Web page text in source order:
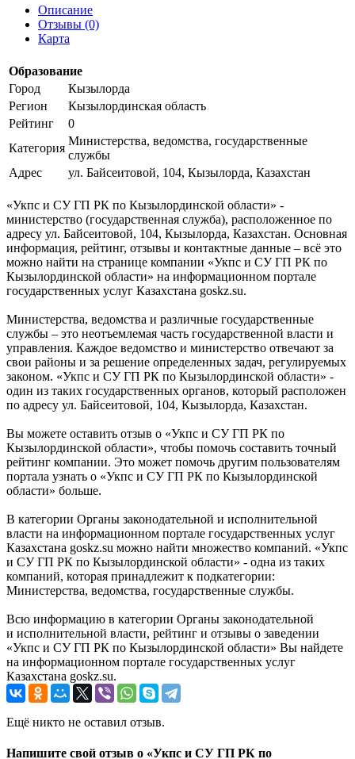
Описание
Отзывы (0)
Карта
Образование
Город
Кызылорда
Регион
Кызылординская область
Рейтинг
0
Категория
Министерства, ведомства, государственные
службы
Адрес
ул. Байсеитовой, 104, Кызылорда, Казахстан
«Укпс и СУ ГП РК по Кызылординской области» -
министерство (государственная служба), расположенное по
адресу ул. Байсеитовой, 104, Кызылорда, Казахстан. Основная
информация, рейтинг, отзывы и контактные данные – всё это
можно найти на странице компании «Укпс и СУ ГП РК по
Кызылординской области» на информационном портале
государственных услуг Казахстана goskz.su.
Министерства, ведомства и различные государственные
службы – это неотъемлемая часть государственной власти и
управления. Каждое ведомство и министерство отвечают за
свои районы и за решение определенных задач, регулируемых
законом. «Укпс и СУ ГП РК по Кызылординской области» -
один из таких государственных органов, который расположен
по адресу ул. Байсеитовой, 104, Кызылорда, Казахстан.
Вы можете оставить отзыв о «Укпс и СУ ГП РК по
Кызылординской области», чтобы помочь составить точный
рейтинг компании. Это может помочь другим пользователям
портала узнать о «Укпс и СУ ГП РК по Кызылординской
области» больше.
В категории Органы законодательной и исполнительной
власти на информационном портале государственных услуг
Казахстана goskz.su можно найти множество компаний. «Укпс
и СУ ГП РК по Кызылординской области» - одна из таких
компаний, которая принадлежит к подкатегории:
Министерства, ведомства, государственные службы.
Всю информацию в категории Органы законодательной
и исполнительной власти, рейтинг и отзывы о заведении
«Укпс и СУ ГП РК по Кызылординской области» Вы найдете
на информационном портале государственных услуг
Казахстана goskz.su.
Ещё никто не оставил отзыв.
Напишите свой отзыв о «Укпс и СУ ГП РК по